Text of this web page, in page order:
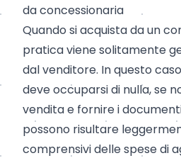
da concessionaria
Quando si acquista da un
pratica viene solitamente
dal venditore. In questo
deve occuparsi di nulla, se
vendita e fornire i
possono risultare
comprensivi delle spese di